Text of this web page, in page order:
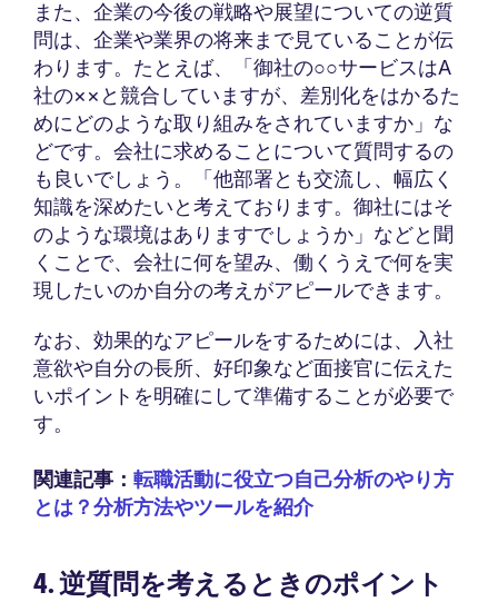
また、企業の今後の戦略や展望についての逆質
問は、企業や業界の将来まで見ていることが伝
わります。たとえば、「御社の○○サービスはA
社の××と競合していますが、差別化をはかるた
めにどのような取り組みをされていますか」な
どです。会社に求めることについて質問するの
も良いでしょう。「他部署とも交流し、幅広く
知識を深めたいと考えております。御社にはそ
のような環境はありますでしょうか」などと聞
くことで、会社に何を望み、働くうえで何を実
現したいのか自分の考えがアピールできます。
なお、効果的なアピールをするためには、入社
意欲や自分の長所、好印象など面接官に伝えた
いポイントを明確にして準備することが必要で
す。
関連記事： 転職活動に役立つ自己分析のやり方
とは？分析方法やツールを紹介
4. 逆質問を考えるときのポイント